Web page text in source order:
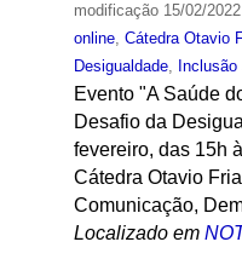
modificação15/02/
online, Cátedra Otavio
Desigualdade, Inclusão
Evento "A Saúde
Desafio da
fevereiro, das 15h
Cátedra Otavio
Comunicação,
Localizado em